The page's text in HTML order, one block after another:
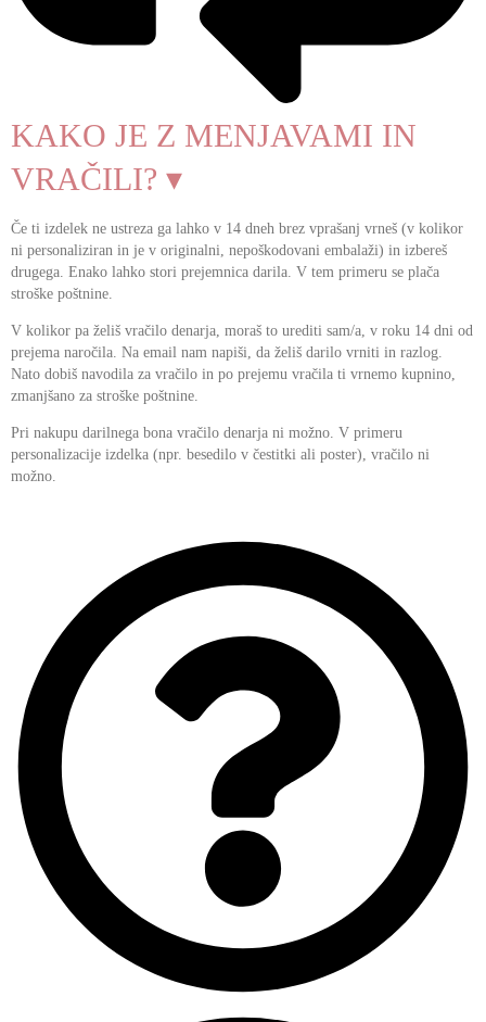
KAKO JE Z MENJAVAMI IN
VRAČILI? ▾
Če ti izdelek ne ustreza ga lahko v 14 dneh brez vprašanj vrneš (v kolikor
ni personaliziran in je v originalni, nepoškodovani embalaži) in izbereš
drugega. Enako lahko stori prejemnica darila. V tem primeru se plača
stroške poštnine.
V kolikor pa želiš vračilo denarja, moraš to urediti sam/a, v roku 14 dni od
prejema naročila. Na email nam napiši, da želiš darilo vrniti in razlog.
Nato dobiš navodila za vračilo in po prejemu vračila ti vrnemo kupnino,
zmanjšano za stroške poštnine.
Pri nakupu darilnega bona vračilo denarja ni možno. V primeru
personalizacije izdelka (npr. besedilo v čestitki ali poster), vračilo ni
možno.